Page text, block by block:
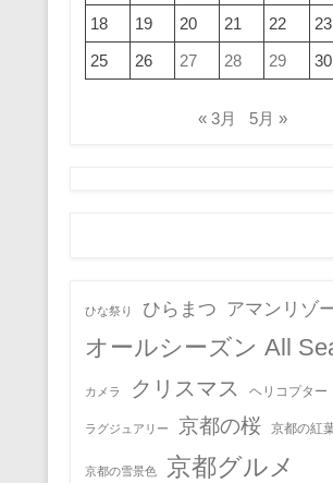
18
19 20 21 22 23
25
26 27 28 29 30
« 3月 5月 »
ひな祭り ひらまつ アマンリゾ
オールシーズン All
カメラ クリスマス ヘリコプター
ラグジュアリー 京都の桜 京都の紅
京都の雪景色 京都グルメ